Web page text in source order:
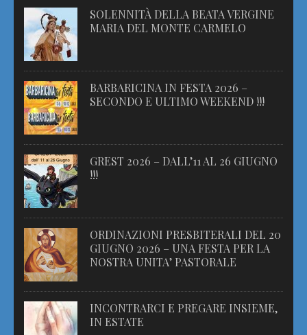
SOLENNITÀ DELLA BEATA VERGINE
MARIA DEL MONTE CARMELO
BARBARICINA IN FESTA 2026 –
SECONDO E ULTIMO WEEKEND !!!
GREST 2026 – DALL’11 AL 26 GIUGNO
!!!
ORDINAZIONI PRESBITERALI DEL 20
GIUGNO 2026 – UNA FESTA PER LA
NOSTRA UNITA’ PASTORALE
INCONTRARCI E PREGARE INSIEME,
IN ESTATE